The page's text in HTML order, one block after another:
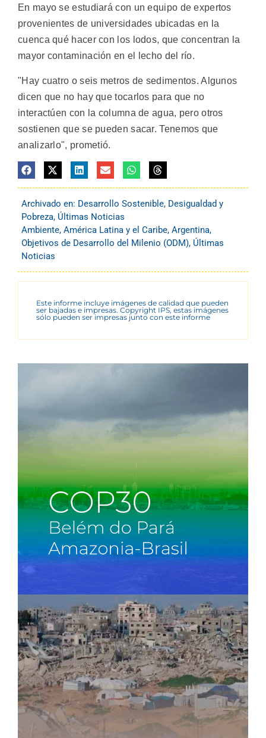
En mayo se estudiará con un equipo de expertos
provenientes de universidades ubicadas en la
cuenca qué hacer con los lodos, que concentran la
mayor contaminación en el lecho del río.
"Hay cuatro o seis metros de sedimentos. Algunos
dicen que no hay que tocarlos para que no
interactúen con la columna de agua, pero otros
sostienen que se pueden sacar. Tenemos que
analizarlo", prometió.
Archivado en: Desarrollo Sostenible, Desigualdad y
Pobreza, Últimas Noticias
Ambiente, América Latina y el Caribe, Argentina,
Objetivos de Desarrollo del Milenio (ODM), Últimas
Noticias
Este informe incluye imágenes de calidad que pueden
ser bajadas e impresas. Copyright IPS, estas imágenes
sólo pueden ser impresas junto con este informe